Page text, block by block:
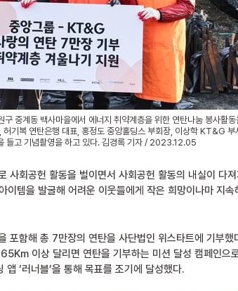
중계동 백사마을에서 에너지 취약계층을 위한 연탄나눔 봉사활동
허기복 연탄은행 대표, 홍정도 중앙홀딩스 부회장, 이상학 KT&G 부
들고 기념촬영을 하고 있다. 김경록 기자 / 2023.12.05
사회공헌 활동을 벌이면서 사회공헌 활동의 내실이 다
템을 발굴해 어려운 이웃들에게 작은 희망이나마 지속
함해 총 7만장의 연탄을 사단법인 위스타트에 기부했
이상 달리면 연탄을 기부하는 미션 달성 캠페인으
‘러너블’을 통해 목표를 조기에 달성했다.